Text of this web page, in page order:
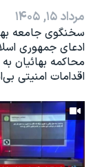
مرداد ۱۵, ۱۴۰۵
سخنگوی جامعه
ادعای جمهوری
محاکمه بهائیان
اقدامات امنیتی